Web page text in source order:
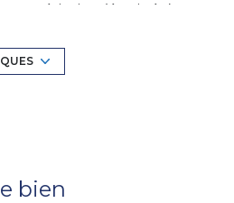
américaine (équipée)
individuel : cheminée (bois)
bien